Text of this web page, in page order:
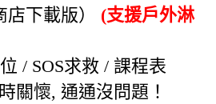
下載版）
(支援戶外淋
/ SOS求救 / 課程表
關懷, 通通沒問題！